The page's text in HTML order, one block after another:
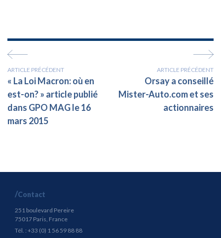
ARTICLE PRÉCÉDENT
« La Loi Macron: où en
est-on? » article publié
dans GPO MAG le 16
mars 2015
ARTICLE PRÉCÉDENT
Orsay a conseillé
Mister-Auto.com et ses
actionnaires
Contact
251 boulevard Pereire
75017 Paris, France
Tél. : +33 (0) 1 56 59 88 88